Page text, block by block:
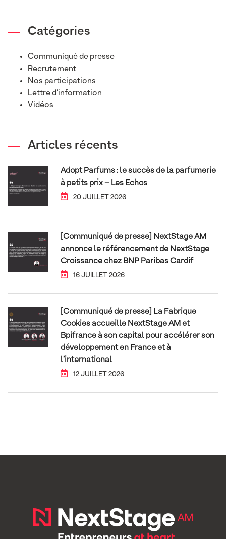
Catégories
Communiqué de presse
Recrutement
Nos participations
Lettre d'information
Vidéos
Articles récents
Adopt Parfums : le succès de la parfumerie
à petits prix – Les Echos
20 JUILLET 2026
[Communiqué de presse] NextStage AM
annonce le référencement de NextStage
Croissance chez BNP Paribas Cardif
16 JUILLET 2026
[Communiqué de presse] La Fabrique
Cookies accueille NextStage AM et
Bpifrance à son capital pour accélérer son
développement en France et à
l’international
12 JUILLET 2026